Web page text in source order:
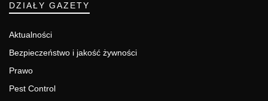
DZIAŁY GAZETY
Aktualności
Bezpieczeństwo i jakość żywności
Prawo
Pest Control